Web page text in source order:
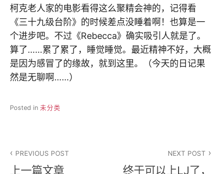
柯克老人家的电影看得这么聚精会神的，记得看
《三十九级台阶》的时候差点没睡着啊！也算是一
个进步吧。不过《Rebecca》确实吸引人就是了。
算了……累了累了，睡觉睡觉。最近精神不好，大概
是因为感冒了的缘故，就到这里。（今天的日记果
然是无聊啊……）
Posted in 未分类
章
PREVIOUS POST
上一篇文章
NEXT POST
终于可以上LJ了，